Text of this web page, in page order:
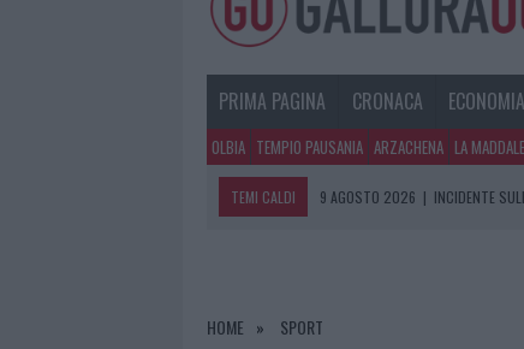
PRIMA PAGINA CRONACA ECONOMIA
OLBIA TEMPIO PAUSANIA ARZACHENA LA
TEMI CALDI 9 AGOSTO 2026 | INCIDENTE
8 AGOSTO 2026
HOME SPORT